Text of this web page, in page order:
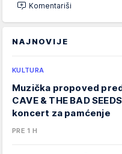
Komentariši
NAJNOVIJE
KULTURA
Muzička propoved
CAVE & THE BAD
koncert za pamćenje
PRE 1 H